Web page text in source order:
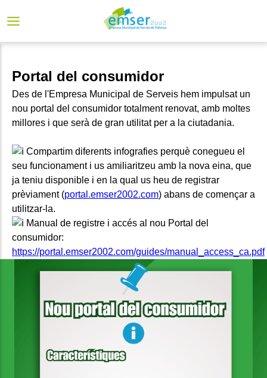
Portal del consumidor
Des de l'Empresa Municipal de Serveis hem impulsat un
nou portal del consumidor totalment renovat, amb moltes
millores i que serà de gran utilitat per a la ciutadania.
Compartim diferents infografies perquè conegueu el
seu funcionament i us amiliaritzeu amb la nova eina, que
ja teniu disponible i en la qual us heu de registrar
prèviament (portal.emser2002.com) abans de començar a
utilitzar-la.
Manual de registre i accés al nou Portal del
consumidor:
https://portal.emser2002.com/guides/manual_access_ca.pdf